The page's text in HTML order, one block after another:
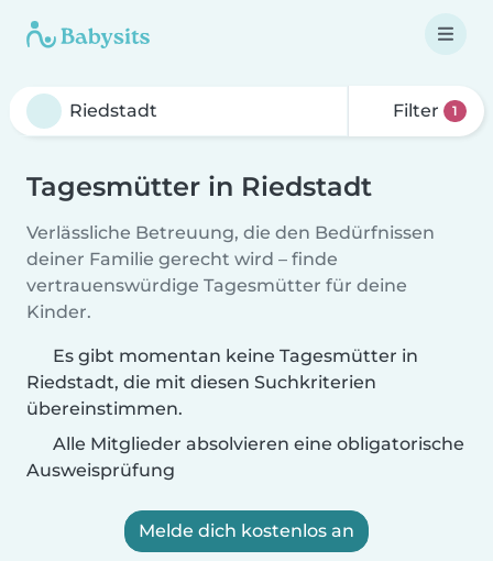
Filter 1
Tagesmütter in Riedstadt
Verlässliche Betreuung, die den Bedürfnissen
deiner Familie gerecht wird – finde
vertrauenswürdige Tagesmütter für deine
Kinder.
Es gibt momentan keine Tagesmütter in
Riedstadt, die mit diesen Suchkriterien
übereinstimmen.
Alle Mitglieder absolvieren eine obligatorische
Ausweisprüfung
Melde dich kostenlos an